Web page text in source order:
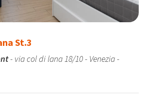
St.3
- via col di lana 18/10 - Venezia -